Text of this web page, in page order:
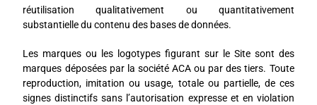
réutilisation qualitativement ou quantitativement
substantielle du contenu des bases de données.
Les marques ou les logotypes figurant sur le Site sont des
marques déposées par la société ACA ou par des tiers. Toute
reproduction, imitation ou usage, totale ou partielle, de ces
signes distinctifs sans l’autorisation expresse et en violation